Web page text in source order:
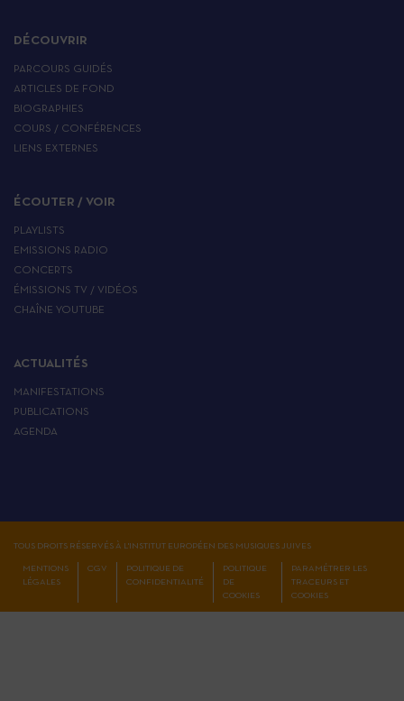
DÉCOUVRIR
PARCOURS GUIDÉS
ARTICLES DE FOND
BIOGRAPHIES
COURS / CONFÉRENCES
LIENS EXTERNES
ÉCOUTER / VOIR
PLAYLISTS
EMISSIONS RADIO
CONCERTS
ÉMISSIONS TV / VIDÉOS
CHAÎNE YOUTUBE
ACTUALITÉS
MANIFESTATIONS
PUBLICATIONS
AGENDA
TOUS DROITS RÉSERVÉS À L'INSTITUT EUROPÉEN DES MUSIQUES JUIVES
MENTIONS
LÉGALES
CGV
POLITIQUE DE
CONFIDENTIALITÉ
POLITIQUE
DE
COOKIES
PARAMÉTRER LES
TRACEURS ET
COOKIES